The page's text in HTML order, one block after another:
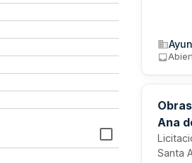
con
Ana
Santa